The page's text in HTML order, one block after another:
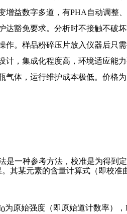
增益数字多道，有PHA 自动调整
达豁免要求。分析时不接触不破
作。样品粉碎压片放入仪器后只
计，集成化程度高，环境适应能
气体，运行维护成本极低。价格
是一种参考方法，校准是为得到定
其某元素的含量计算式（即校准
0为原始强度（即原始道计数率），